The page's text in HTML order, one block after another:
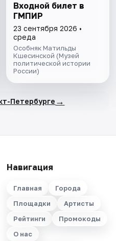
Входной билет в
ГМПИР
23 сентября 2026 •
среда
Особняк Матильды
Кшесинской (Музей
политической истории
России)
Петербурге →
Навигация
Главная
Города
Площадки
Артисты
Рейтинги
Промокоды
О нас